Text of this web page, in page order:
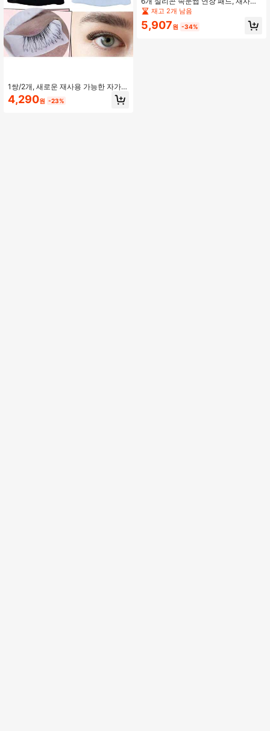
1쌍/2개, 새로운 재사용 가능한 자가
접착 실리콘 아이 패드, 속눈썹 연장,
속눈썹 염색, 속눈썹 리프트에 적합,
4,290원 -23%
가능한 실리콘 인조 속눈썹 고정 패드,
속눈썹 연장 간격 패드, 속눈썹 연장용
속눈썹 접착제 트레이
재고 2개 남음
5,907원 -34%